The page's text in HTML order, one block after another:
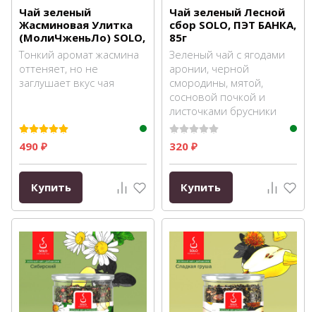
Чай зеленый
Жасминовая Улитка
(МолиЧженьЛо) SOLO,
ПЭТ БАНКА, 100г
Тонкий аромат жасмина
оттеняет, но не
заглушает вкус чая
490₽
Купить
Чай зеленый Лесной
сбор SOLO, ПЭТ БАНКА,
85г
Зеленый чай с ягодами
аронии, черной
смородины, мятой,
сосновой почкой и
листочками брусники
320 ₽
Купить